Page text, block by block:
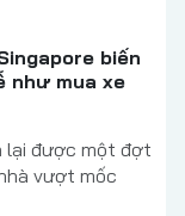
biến
như mua xe
lại được một đợt
vượt mốc